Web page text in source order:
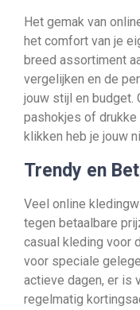
Het gemak van
het comfort van je
breed assortiment
vergelijken en de
jouw stijl en budget.
pashokjes of
klikken heb je jouw
Trendy en
Veel online
tegen betaalbare
casual kleding voor
voor speciale
actieve dagen, er is
regelmatig